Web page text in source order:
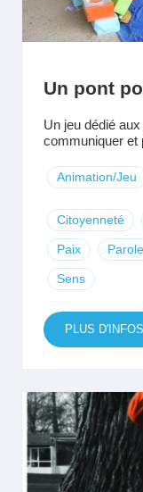
Un pont
Un jeu dédié
communiquer et
Animation/Jeu
Citoyenneté
Paix Parole
Sens
PLUS D'INFOS